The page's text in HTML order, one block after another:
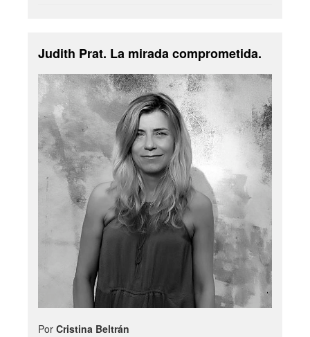
Judith Prat. La mirada comprometida.
Por Cristina Beltrán